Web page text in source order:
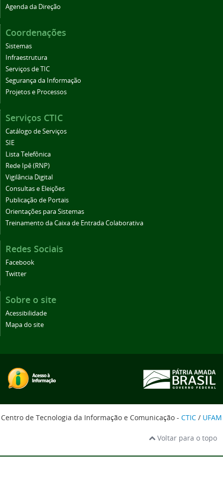
Agenda da Direção
Coordenações
Sistemas
Infraestrutura
Serviços de TIC
Segurança da Informação
Projetos e Processos
Serviços CTIC
Catálogo de Serviços
SIE
Lista Telefônica
Rede Ipê (RNP)
Vigilância Digital
Consultas e Eleições
Publicação de Portais
Orientações para Sistemas
Treinamento da Caixa de Entrada Colaborativa
Redes Sociais
Facebook
Twitter
Sobre o site
Acessibilidade
Mapa do site
Centro de Tecnologia da Informação e Comunicação - CTIC / UFAM
Voltar para o topo